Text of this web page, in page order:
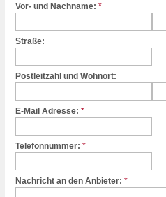
Vor- und Nachname: *
Straße:
Postleitzahl und Wohnort:
E-Mail Adresse: *
Telefonnummer: *
Nachricht an den Anbieter: *